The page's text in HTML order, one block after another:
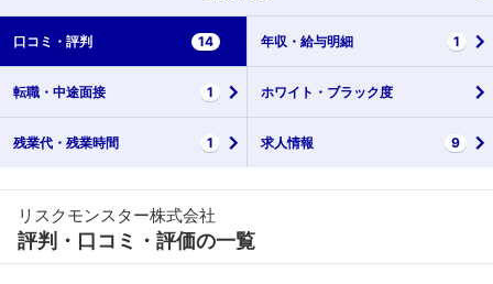
口コミ・ 評判 14 年収・ 給与明細 1
転職・ 中途面接 1 ホワイト・ ブラック度
残業代・ 残業時間 1 求人情報 9
リスクモンスター株式会社
評判・口コミ・評価の一覧